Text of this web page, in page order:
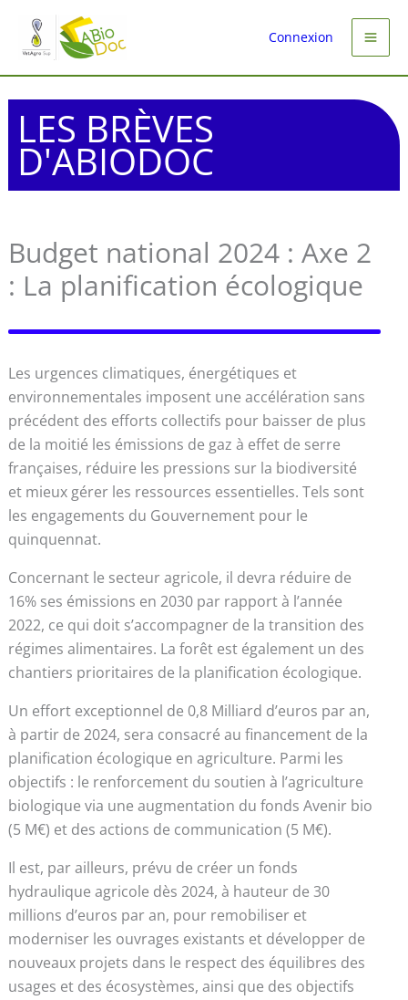
contenu
Connexion
LES BRÈVES
D'ABIODOC
Budget national 2024 : Axe 2
: La planification écologique
Les urgences climatiques, énergétiques et
environnementales imposent une accélération sans
précédent des efforts collectifs pour baisser de plus
de la moitié les émissions de gaz à effet de serre
françaises, réduire les pressions sur la biodiversité
et mieux gérer les ressources essentielles. Tels sont
les engagements du Gouvernement pour le
quinquennat.
Concernant le secteur agricole, il devra réduire de
16% ses émissions en 2030 par rapport à l’année
2022, ce qui doit s’accompagner de la transition des
régimes alimentaires. La forêt est également un des
chantiers prioritaires de la planification écologique.
Un effort exceptionnel de 0,8 Milliard d’euros par an,
à partir de 2024, sera consacré au financement de la
planification écologique en agriculture. Parmi les
objectifs : le renforcement du soutien à l’agriculture
biologique via une augmentation du fonds Avenir bio
(5 M€) et des actions de communication (5 M€).
Il est, par ailleurs, prévu de créer un fonds
hydraulique agricole dès 2024, à hauteur de 30
millions d’euros par an, pour remobiliser et
moderniser les ouvrages existants et développer de
nouveaux projets dans le respect des équilibres des
usages et des écosystèmes, ainsi que des objectifs